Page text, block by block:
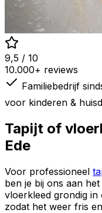
9,5 / 10
10.000+ reviews
Familiebedrijf
voor kinderen &
Tapijt of
Ede
Voor professioneel
ben je bij ons aan
vloerkleed grondig in
zodat het weer fris